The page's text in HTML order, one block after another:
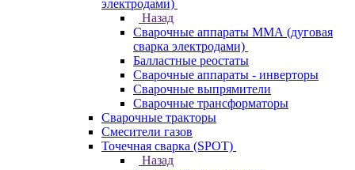
электродами)
Назад
Сварочные аппараты ММА (дуговая
сварка электродами)
Балластные реостаты
Сварочные аппараты - инверторы
Сварочные выпрямители
Сварочные трансформаторы
Сварочные тракторы
Смесители газов
Точечная сварка (SPOT)
Назад